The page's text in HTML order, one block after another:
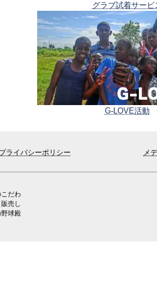
グラブ試着サービ
G-LOVE活動
プライバシーポリシー メ
だわ
売し
球殿